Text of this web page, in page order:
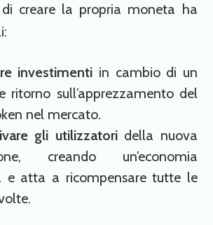
creare la propria moneta ha
investimenti in cambio di un
ritorno sull’apprezzamento del
nel mercato.
gli utilizzatoridella nuova
creando un’economia
e atta a ricompensare tutte le